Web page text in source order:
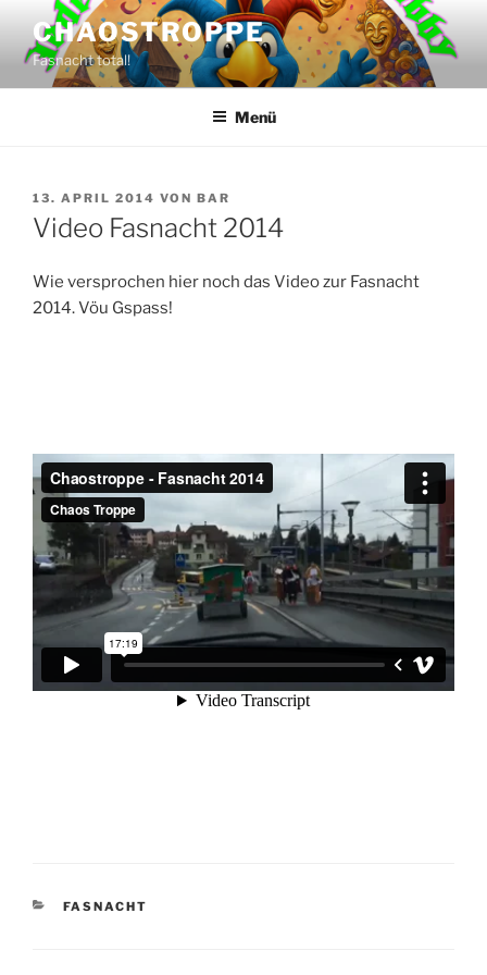
Inhalt
springen
CHAOSTROPPE
Fasnacht total!
Menü
VERÖFFENTLICHT
AM
13. APRIL 2014 VON BAR
Video Fasnacht 2014
Wie versprochen hier noch das Video zur Fasnacht
2014. Vöu Gspass!
KATEGORIEN
FASNACHT